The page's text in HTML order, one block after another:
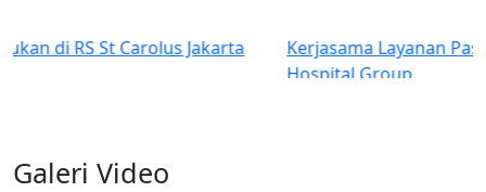
Kerjasama Layanan Pasien Rujukan dengan Primaya
Galeri Video